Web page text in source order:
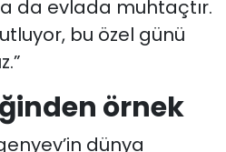
da evlada muhtaçtır.
bu özel günü
örnek
dünya